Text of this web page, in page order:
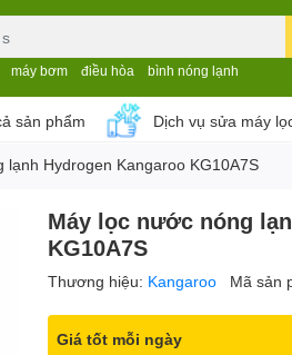
máy bơm điều hòa bình nóng lạnh
sản phẩm Dịch vụ sửa máy
lạnh Hydrogen Kangaroo KG10A7S
Máy lọc nước nóng
KG10A7S
Thương hiệu: Kangaroo Mã sản
Giá tốt mỗi ngày